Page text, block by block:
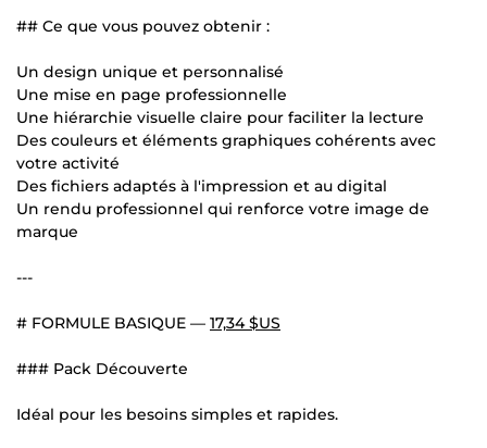
## Ce que vous pouvez obtenir :
Un design unique et personnalisé
Une mise en page professionnelle
Une hiérarchie visuelle claire pour faciliter la lecture
Des couleurs et éléments graphiques cohérents avec
votre activité
Des fichiers adaptés à l'impression et au digital
Un rendu professionnel qui renforce votre image de
marque
---
# FORMULE BASIQUE — 17,34 $US
### Pack Découverte
Idéal pour les besoins simples et rapides.